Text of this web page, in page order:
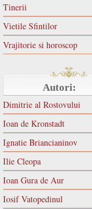
Tinerii
Vietile Sfintilor
Vrajitorie si horoscop
Autori:
Dimitrie al Rostovului
Ioan de Kronstadt
Ignatie Briancianinov
Ilie Cleopa
Ioan Gura de Aur
Iosif Vatopedinul